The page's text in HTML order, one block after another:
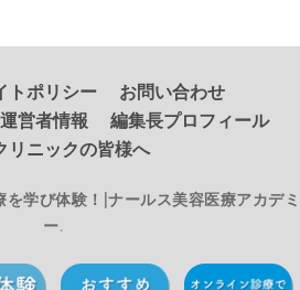
トポリシー
お問い合わせ
運営者情報
編集長プロフィール
リニックの皆様へ
を学び体験！|ナールス美容医療アカデミ
ー.